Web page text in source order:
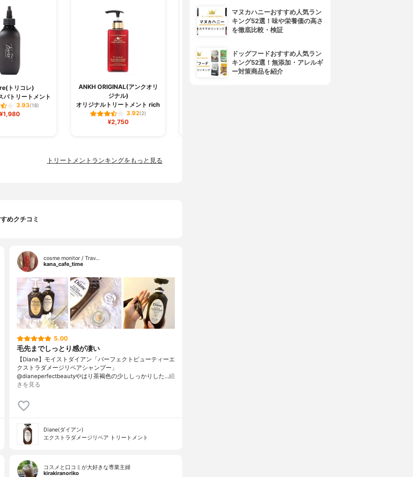
トリコレ)
パトリートメント
3.93(18)
¥1,980
ANKH ORIGINAL(アンクオリ
ジナル)
オリジナルトリートメント rich
3.92(2)
¥2,750
トリートメントランキングをもっと見る
めクチコミ
cosme monitor / Trav…
kana_cafe_time
5.00
毛先までしっとり感が凄い
【Diane】モイストダイアン「パーフェクトビューティーエ
クストラダメージリペアシャンプー」
@dianeperfectbeautyやはり茶褐色の少ししっかりした…続
きを見る
Diane(ダイアン)
エクストラダメージリペア トリートメント
コスメと口コミが大好きな専業主婦
kirakiranoriko
マヌカハニーおすすめ人気ラン
キング52選！味や栄養価の高さ
を徹底比較・検証
ドッグフードおすすめ人気ラン
キング52選！無添加・アレルギ
ー対策商品を紹介